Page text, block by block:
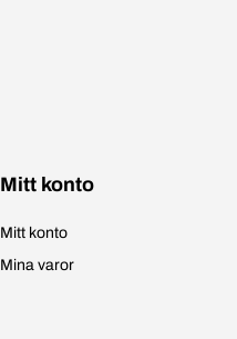
Mitt konto
Mitt konto
Mina varor